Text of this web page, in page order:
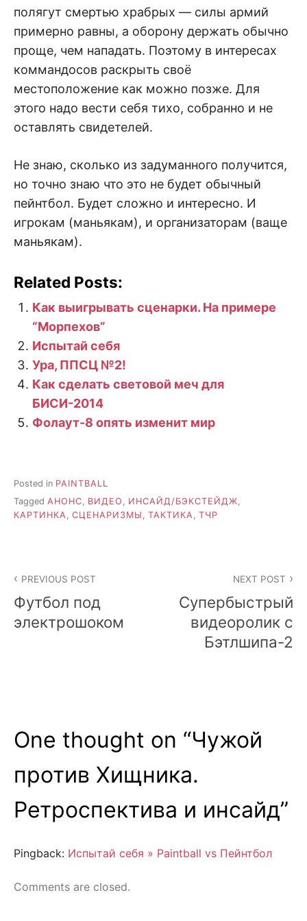
полягут смертью храбрых — силы армий
примерно равны, а оборону держать обычно
проще, чем нападать. Поэтому в интересах
коммандосов раскрыть своё
местоположение как можно позже. Для
этого надо вести себя тихо, собранно и не
оставлять свидетелей.
Не знаю, сколько из задуманного получится,
но точно знаю что это не будет обычный
пейнтбол. Будет сложно и интересно. И
игрокам (маньякам), и организаторам (ваще
маньякам).
Related Posts:
Как выигрывать сценарки. На примере
“Морпехов”
Испытай себя
Ура, ППСЦ №2!
Как сделать световой меч для
БИСИ-2014
Фолаут-8 опять изменит мир
Posted in PAINTBALL
Tagged АНОНС, ВИДЕО , ИНСАЙД/БЭКСТЕЙДЖ,
КАРТИНКА, СЦЕНАРИЗМЫ , ТАКТИКА, ТЧР
navigation
PREVIOUS POST
Футбол под
электрошоком
NEXT POST
Супербыстрый
видеоролик с
Бэтлшипа-2
One thought on “Чужой
против Хищника.
Ретроспектива и инсайд”
Pingback: Испытай себя » Paintball vs Пейнтбол
Comments are closed.